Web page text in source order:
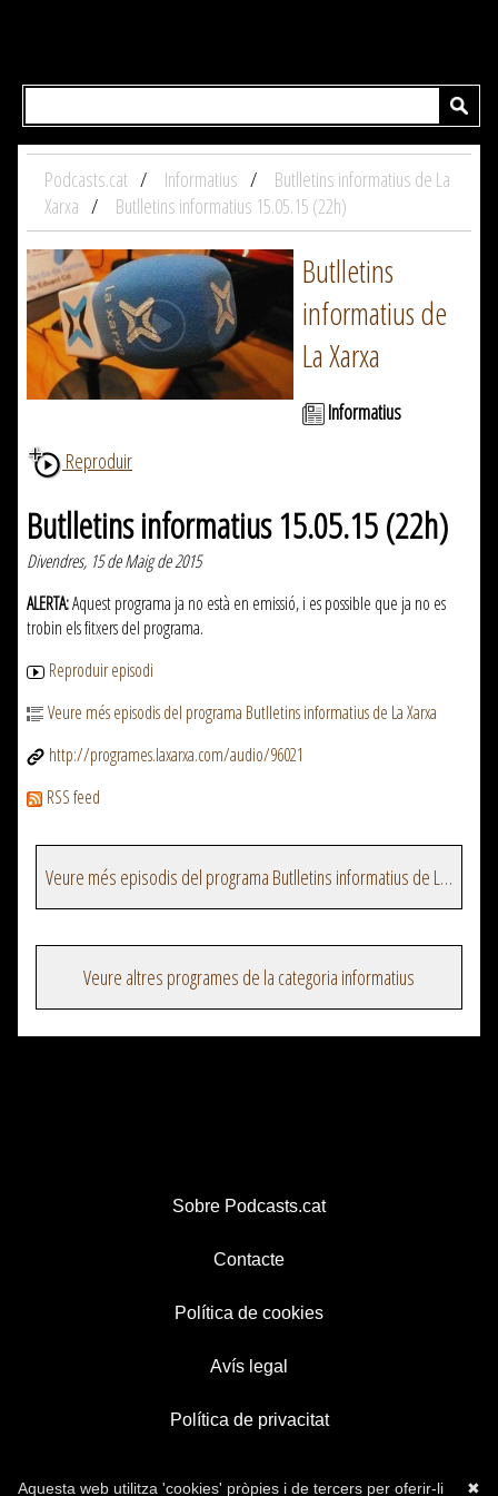
Podcasts.cat Informatius
Butlletins informatius de La
Xarxa
Butlletins informatius 15.05.15 (22h)
Butlletins
informatius de
La Xarxa
Informatius
Reproduir
Butlletins informatius 15.05.15 (22h)
Divendres, 15 de Maig de 2015
ALERTA:Aquest programa ja no està en emissió, i es possible que ja no es
trobin els fitxers del programa.
Reproduir episodi
Veure més episodis del programa Butlletins informatius de La Xarxa
http://programes.laxarxa.com/audio/96021
RSS feed
Veure més episodis del programa Butlletins informatius de La Xarxa
Veure altres programes de la categoria informatius
Sobre Podcasts.cat
Contacte
Política de cookies
Avís legal
Política de privacitat
✖
Aquesta web utilitza 'cookies' pròpies i de tercers per oferir-li